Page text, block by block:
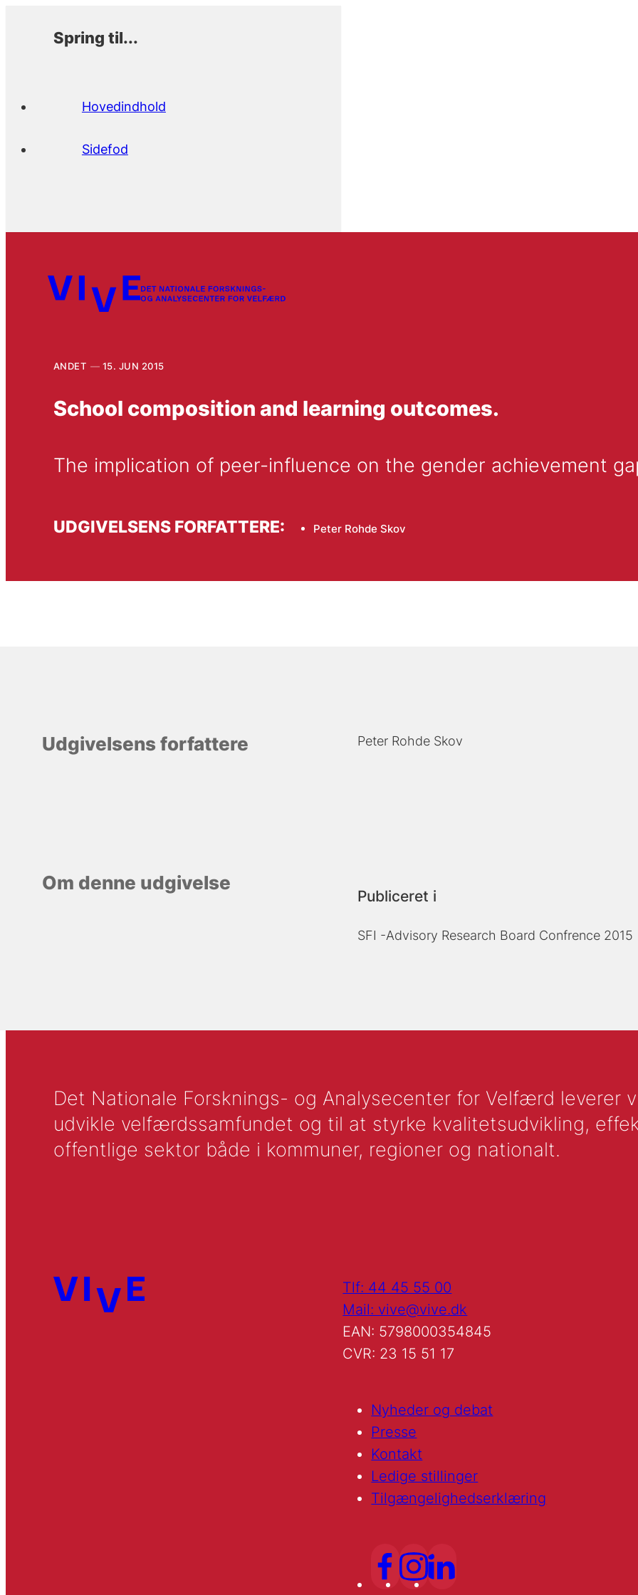
Spring til...
Hovedindhold
Sidefod
ANDET 15. JUN 2015
School composition and learning outcomes.
The implication of peer-influence on the gender achievement
UDGIVELSENS FORFATTERE: Peter Rohde Skov
Udgivelsens forfattere Peter Rohde Skov
Om denne udgivelse
Publiceret i
SFI -Advisory Research Board Confrence 2015
Det Nationale Forsknings- og Analysecenter for Velfærd leverer
udvikle velfærdssamfundet og til at styrke kvalitetsudvikling,
offentlige sektor både i kommuner, regioner og nationalt.
Tlf: 44 45 55 00
Mail: vive@vive.dk
EAN: 5798000354845
CVR: 23 15 51 17
Nyheder og debat
Presse
Kontakt
Ledige stillinger
Tilgængelighedserklæring